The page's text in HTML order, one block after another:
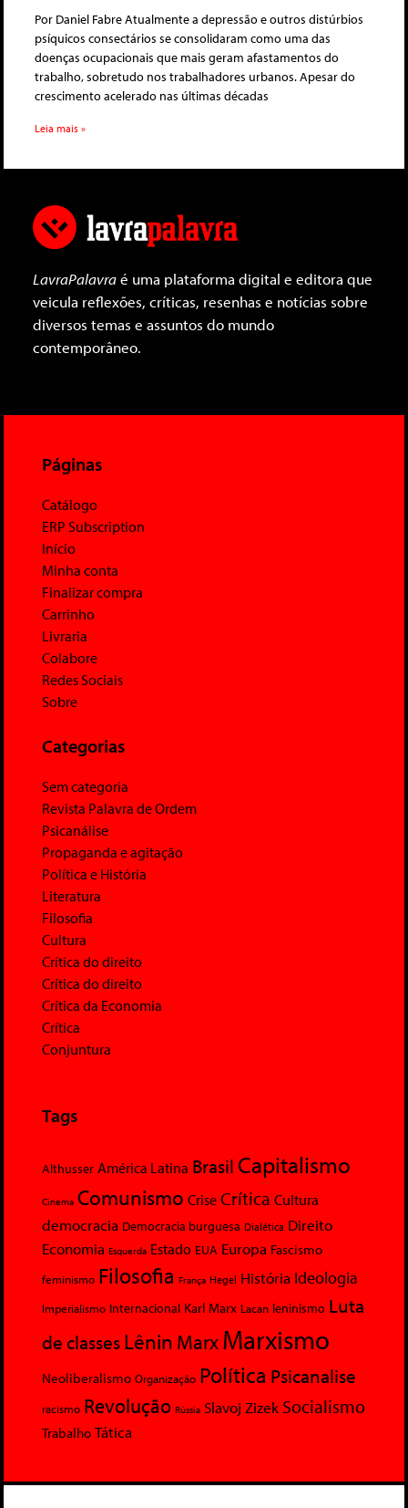
Por Daniel Fabre Atualmente a depressão e outros distúrbios
psíquicos consectários se consolidaram como uma das
doenças ocupacionais que mais geram afastamentos do
trabalho, sobretudo nos trabalhadores urbanos. Apesar do
crescimento acelerado nas últimas décadas
Leia mais »
LavraPalavraé uma plataforma digital e editora que
veicula reflexões, críticas, resenhas e notícias sobre
diversos temas e assuntos do mundo
contemporâneo.
Páginas
Catálogo
ERP Subscription
Início
Minha conta
Finalizar compra
Carrinho
Livraria
Colabore
Redes Sociais
Sobre
Categorias
Sem categoria
Revista Palavra de Ordem
Psicanálise
Propaganda e agitação
Política e História
Literatura
Filosofia
Cultura
Crítica do direito
Crítica do direito
Crítica da Economia
Crítica
Conjuntura
Tags
Althusser América Latina Brasil Capitalismo
Cinema Comunismo Crise Crítica Cultura
democracia Democracia burguesa Dialética Direito
Economia Esquerda Estado EUA Europa Fascismo
feminismo Filosofia França Hegel História Ideologia
Imperialismo Internacional Karl Marx Lacan leninismo Luta
de classesLênin MarxMarxismo
Neoliberalismo Organização Política Psicanalise
racismo Revolução Rússia Slavoj Zizek Socialismo
Trabalho Tática